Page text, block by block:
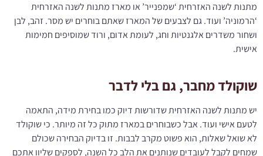
מתנות לשנה האזרחית ‘שמפנייר’ או מארז מתנות לשנה האזרחית
‘הרמוניה’ ועוד. גם לצבעים של המארז שאתם בוחרים יש מסר. זהב, לבן
ושחור משדרים אלגנטיות וחג, לעומת אדום, ורוד שמוסיפים חמימות
אישית.
שוקולד מחבר, גם בלי לדבר
יש מתנות לשנה האזרחית שדורשות דיוק כמו בחירת מידה, התאמה
לטעם אישי ועוד. אבל כשבוחרים במארז מתוק כל זה מיותר. כי שוקולד
לא שואל שאלות, הוא פשוט מקרב לבבות. זו בדיוק הבחירה שכולם
שמחים לקבל לעובדים שנותנים את הלב כל השנה, לספקים שליוו אתכם